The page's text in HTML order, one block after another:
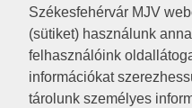
Székesfehérvár MJV
(sütiket) használunk
felhasználóink
információkat
tárolunk személyes
RSS
A HONLAP 2017.03.31-I
JOGI NYILATKOZAT